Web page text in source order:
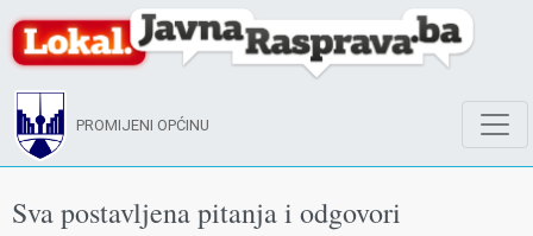
PROMIJENI OPĆINU
Sva postavljena pitanja i odgovori